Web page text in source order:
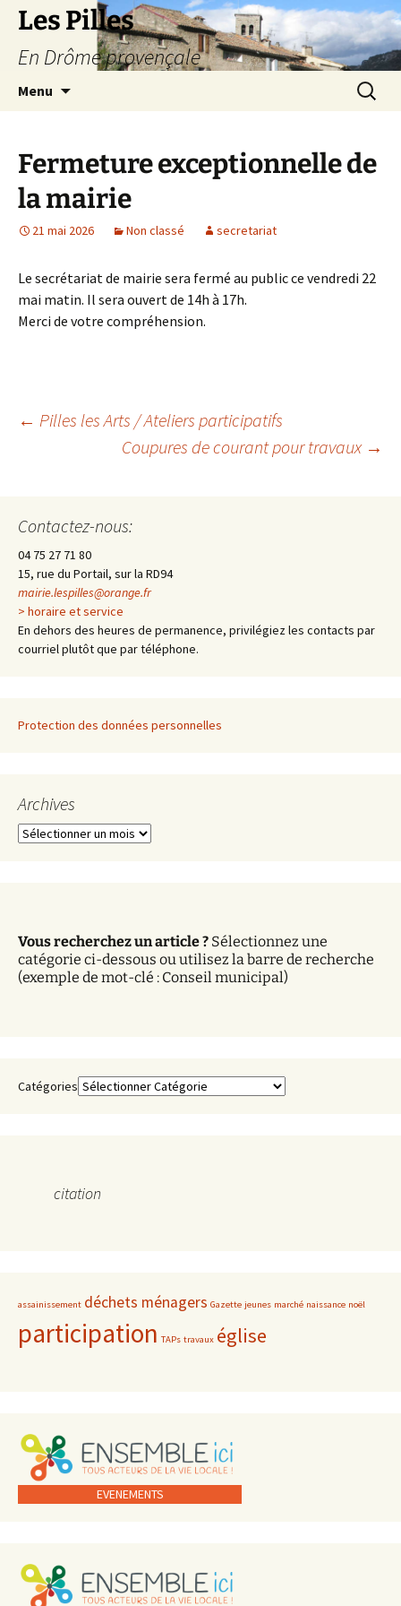
Les Pilles
En Drôme provençale
Menu
Fermeture exceptionnelle de
la mairie
21 mai 2026 Non classé secretariat
Le secrétariat de mairie sera fermé au public ce vendredi 22
mai matin. Il sera ouvert de 14h à 17h.
Merci de votre compréhension.
Navigation
des
articles
← Pilles les Arts / Ateliers participatifs
Coupures de courant pour travaux →
Contactez-nous:
04 75 27 71 80
15, rue du Portail, sur la RD94
mairie.lespilles@orange.fr
> horaire et service
En dehors des heures de permanence, privilégiez les contacts par
courriel plutôt que par téléphone.
Protection des données personnelles
Archives
A
e
s
Vous recherchez un article ? Sélectionnez une
catégorie ci-dessous ou utilisez la barre de recherche
(exemple de mot-clé : Conseil municipal)
Catégories
citation
assainissement déchets ménagers Gazette jeunes marché naissance noël
participation TAPs travaux église
EVENEMENTS